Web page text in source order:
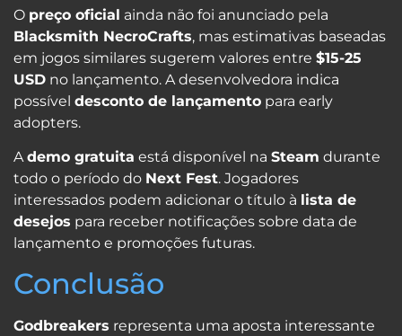
O preço oficial ainda não foi anunciado pela
Blacksmith NecroCrafts, mas estimativas baseadas
em jogos similares sugerem valores entre $15-25
USD no lançamento. A desenvolvedora indica
possível desconto de lançamento para early
adopters.
Ademo gratuita está disponível na Steam durante
todo o período do Next Fest. Jogadores
interessados podem adicionar o título à lista de
desejos para receber notificações sobre data de
lançamento e promoções futuras.
Conclusão
Godbreakers representa uma aposta interessante